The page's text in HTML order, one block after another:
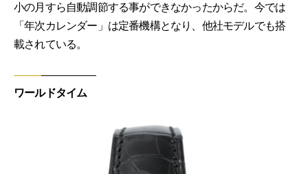
小の月すら自動調節する事ができなかったからだ。今では
「年次カレンダー」は定番機構となり、他社モデルでも搭
載されている。
ワールドタイム